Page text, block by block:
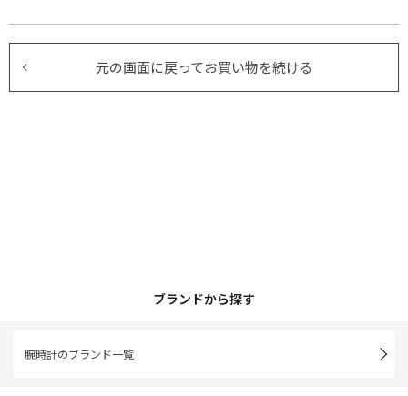
元の画面に戻ってお買い物を続ける
ブランドから探す
腕時計のブランド一覧